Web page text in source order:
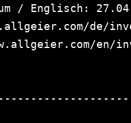
/ Englisch:
de/
en/